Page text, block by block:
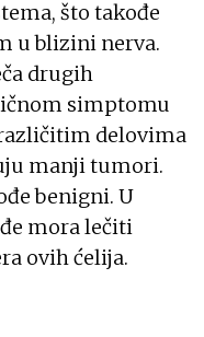
što takođe
u blizini nerva.
drugih
simptomu
delovima
manji tumori.
benigni. U
mora lečiti
ovih ćelija.